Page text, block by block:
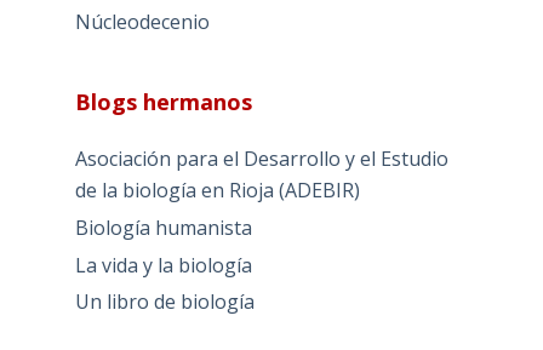
Núcleodecenio
Blogs hermanos
Asociación para el Desarrollo y el Estudio
de la biología en Rioja (ADEBIR)
Biología humanista
La vida y la biología
Un libro de biología